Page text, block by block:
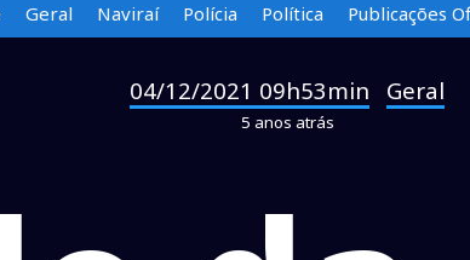
Geral Naviraí Polícia Política Publicações
04/12/2021 09h53min Geral
5 anos atrás